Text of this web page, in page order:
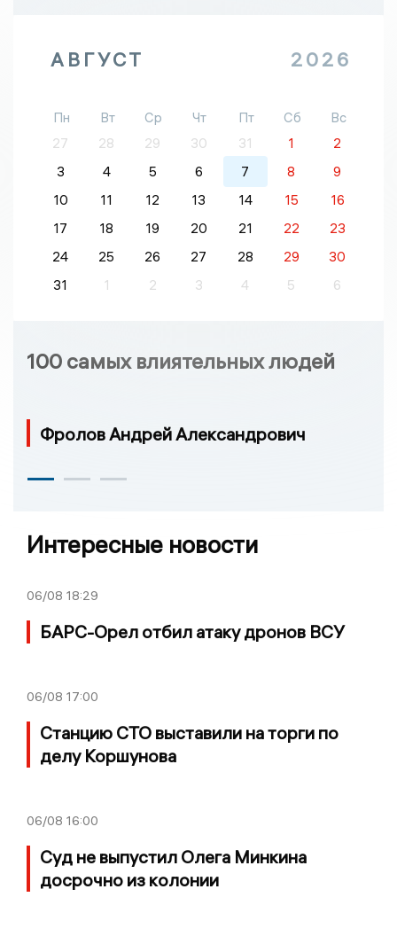
АВГУСТ 2026
Пн Вт Ср Чт Пт Сб
Вс
27
28 29 30 31 1
2
3
4 5 6 7 8
9
10
11 12 13 14 15
16
17
18 19 20 21 22
23
24
25 26 27 28 29
30
31
1 2 3 4 5 6
100 самых влиятельных людей
Фролов Андрей Александрович
Интересные новости
06/08 18:29
БАРС-Орел отбил атаку дронов ВСУ
06/08 17:00
Станцию СТО выставили на торги по
делу Коршунова
06/08 16:00
Суд не выпустил Олега Минкина
досрочно из колонии